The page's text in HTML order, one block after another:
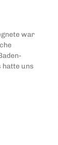
war
hatte uns